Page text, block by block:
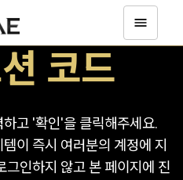
코드
고 '확인'을 클릭해주세요.
이 즉시 여러분의 계정에 지
그인하지 않고 본 페이지에 진